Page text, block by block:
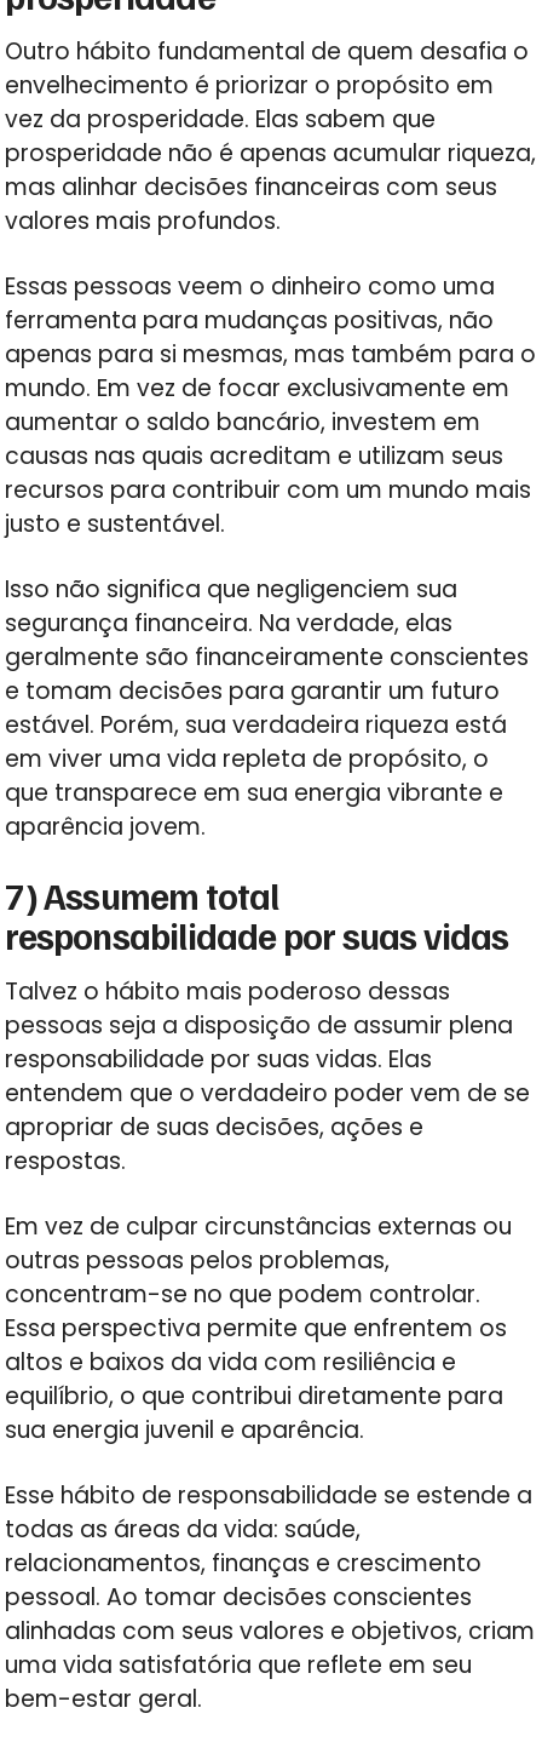
Outro hábito fundamental de quem desafia o
envelhecimento é priorizar o propósito em
vez da prosperidade. Elas sabem que
prosperidade não é apenas acumular riqueza,
mas alinhar decisões financeiras com seus
valores mais profundos.
Essas pessoas veem o dinheiro como uma
ferramenta para mudanças positivas, não
apenas para si mesmas, mas também para o
mundo. Em vez de focar exclusivamente em
aumentar o saldo bancário, investem em
causas nas quais acreditam e utilizam seus
recursos para contribuir com um mundo mais
justo e sustentável.
Isso não significa que negligenciem sua
segurança financeira. Na verdade, elas
geralmente são financeiramente conscientes
e tomam decisões para garantir um futuro
estável. Porém, sua verdadeira riqueza está
em viver uma vida repleta de propósito, o
que transparece em sua energia vibrante e
aparência jovem.
7) Assumem total
responsabilidade por suas vidas
Talvez o hábito mais poderoso dessas
pessoas seja a disposição de assumir plena
responsabilidade por suas vidas. Elas
entendem que o verdadeiro poder vem de se
apropriar de suas decisões, ações e
respostas.
Em vez de culpar circunstâncias externas ou
outras pessoas pelos problemas,
concentram-se no que podem controlar.
Essa perspectiva permite que enfrentem os
altos e baixos da vida com resiliência e
equilíbrio, o que contribui diretamente para
sua energia juvenil e aparência.
Esse hábito de responsabilidade se estende a
todas as áreas da vida: saúde,
relacionamentos, finanças e crescimento
pessoal. Ao tomar decisões conscientes
alinhadas com seus valores e objetivos, criam
uma vida satisfatória que reflete em seu
bem-estar geral.